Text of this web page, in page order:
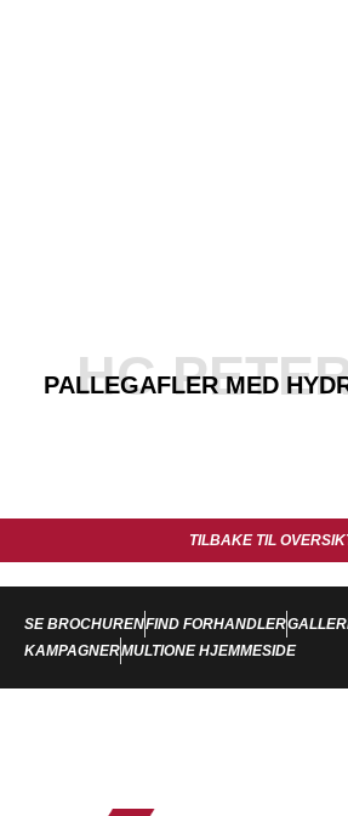
HC
PALLEGAFLER MED
TILBAKE TIL
SE BROCHURENFIND FORHANDLER
KAMPAGNERMULTIONE HJEMMESIDE